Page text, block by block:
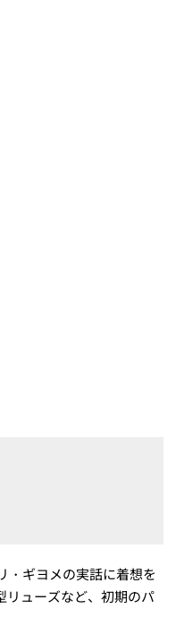
・ギヨメの実話に着想を
リューズなど、初期のパ